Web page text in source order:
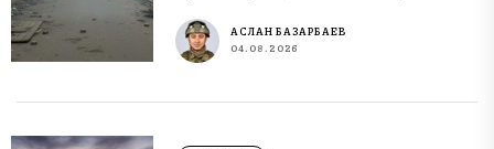
АСЛАН БАЗАРБАЕВ
04.08.2026